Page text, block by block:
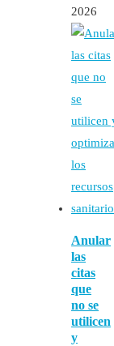
2026
Anular
las
citas
que
no se
utilicen
y